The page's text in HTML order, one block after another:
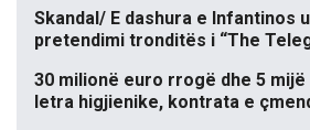
Skandal/ E dashura e Infantinos
pretendimi tronditës i “The
30 milionë euro rrogë dhe 5
letra higjienike, kontrata e